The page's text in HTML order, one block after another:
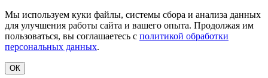
Мы используем куки файлы, системы сбора и анализа данных
для улучшения работы сайта и вашего опыта. Продолжая им
пользоваться, вы соглашаетесь с политикой обработки
персональных данных.
ОК